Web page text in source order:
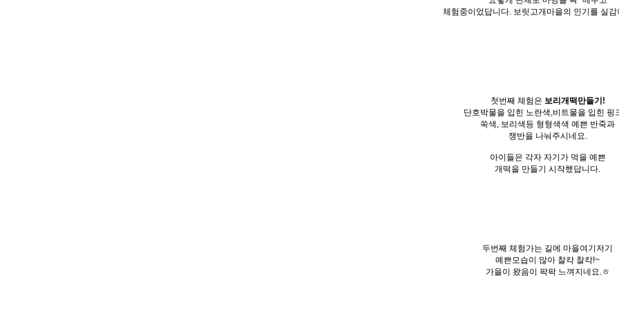
체험중이었답니다. 보릿고개마을의 인기를 실감
첫번째 체험은 보리개떡만들기!
단호박물을 입힌 노란색,비트물을 입힌 핑
쑥색, 보리색등 형형색색 예쁜 반죽과
쟁반을 나눠주시네요.
아이들은 각자 자기가 먹을 예쁜
개떡을 만들기 시작했답니다.
두번째 체험가는 길에 마을여기저기
예쁜모습이 많아 찰칵 찰칵!~
가을이 왔음이 팍팍 느껴지네요.ㅎ